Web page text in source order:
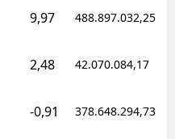
9,97 488.897.032,25
2,48 42.070.084,17
-0,91 378.648.294,73